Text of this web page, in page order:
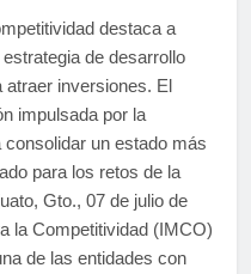
destaca a
de desarrollo
inversiones. El
impulsada por la
un estado más
para los retos de la
Gto., 07 de julio de
la Competitividad (IMCO)
de las entidades con